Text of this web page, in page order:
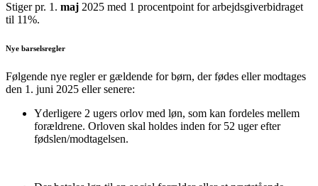
Stiger pr. 1. maj 2025 med 1 procentpoint for arbejdsgiverbidraget
til 11%.
Nye barselsregler
Følgende nye regler er gældende for børn, der fødes eller modtages
den 1. juni 2025 eller senere:
Yderligere 2 ugers orlov med løn, som kan fordeles mellem
forældrene. Orloven skal holdes inden for 52 uger efter
fødslen/modtagelsen.